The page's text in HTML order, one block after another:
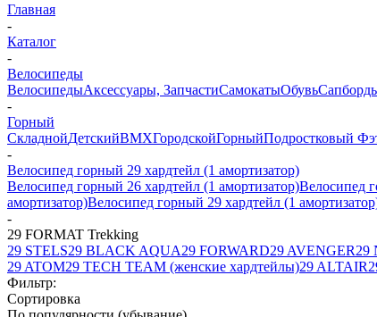
Главная
-
Каталог
-
Велосипеды
ВелосипедыАксессуары, ЗапчастиСамокатыОбувь
-
Горный
СкладнойДетскийBMXГородскойГорныйПодростковый
-
Велосипед горный 29 хардтейл (1 амортизатор)
Велосипед горный 26 хардтейл (1 амортизатор)Велосипед
амортизатор)Велосипед горный 29 хардтейл (1
-
29 FORMAT Trekking
29 STELS29 BLACK AQUA29 FORWARD29 AVENGER29
29 ATOM29 TECH TEAM (женские хардтейлы)29 ALTAIR
Фильтр:
Сортировка